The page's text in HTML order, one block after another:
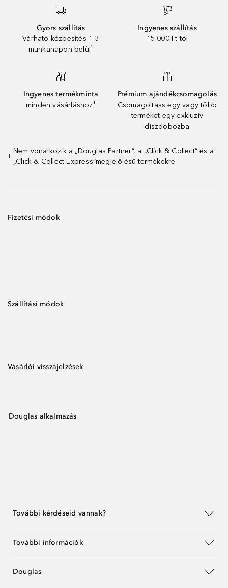
Gyors szállítás
Várható kézbesítés 1-3
munkanapon belül¹
Ingyenes szállítás
15 000 Ft-tól
Ingyenes termékminta
minden vásárláshoz¹
Prémium ajándékcsomagolás
Csomagoltass egy vagy több
terméket egy exkluzív
díszdobozba
1
Nem vonatkozik a „Douglas Partner”, a „Click & Collect” és a
„Click & Collect Express”megjelölésű termékekre.
Fizetési módok
Szállítási módok
Vásárlói visszajelzések
Douglas alkalmazás
További kérdéseid vannak?
További információk
Douglas